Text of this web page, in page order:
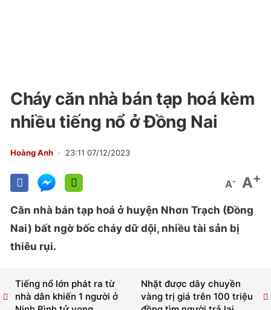
Cháy căn nhà bán tạp hoá kèm
nhiều tiếng nổ ở Đồng Nai
Hoàng Anh 23:11 07/12/2023
A- A+
Căn nhà bán tạp hoá ở huyện Nhơn Trạch (Đồng
Nai) bất ngờ bốc cháy dữ dội, nhiều tài sản bị
thiêu rụi.
Nhặt được dây chuyền
vàng trị giá trên 100 triệu
Tiếng nổ lớn phát ra từ
nhà dân khiến 1 người ở